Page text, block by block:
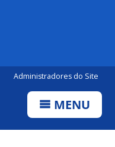
Administradores do Site
MENU